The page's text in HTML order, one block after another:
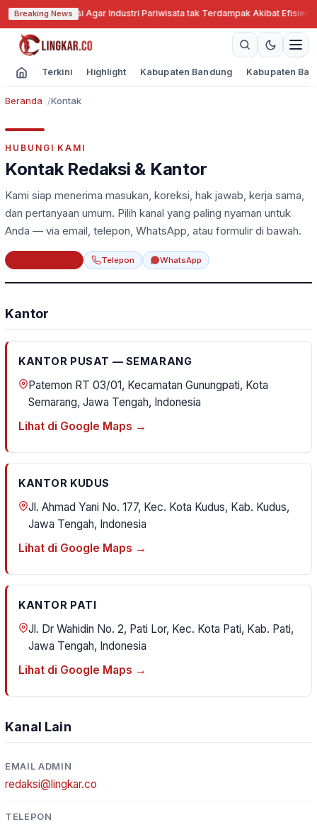
Breaking News
Jabar Cari Solusi Agar Industri Pariwisata tak Terdampak Akibat Efisiensi
Terkini Highlight Kabupaten Bandung Kabupaten
Beranda Kontak
HUBUNGI KAMI
Kontak Redaksi & Kantor
Kami siap menerima masukan, koreksi, hak jawab, kerja sama,
dan pertanyaan umum. Pilih kanal yang paling nyaman untuk
Anda — via email, telepon, WhatsApp, atau formulir di bawah.
Telepon WhatsApp
Kantor
KANTOR PUSAT — SEMARANG
Patemon RT 03/01, Kecamatan Gunungpati, Kota
Semarang, Jawa Tengah, Indonesia
Lihat di Google Maps →
KANTOR KUDUS
Jl. Ahmad Yani No. 177, Kec. Kota Kudus, Kab. Kudus,
Jawa Tengah, Indonesia
Lihat di Google Maps →
KANTOR PATI
Jl. Dr Wahidin No. 2, Pati Lor, Kec. Kota Pati, Kab. Pati,
Jawa Tengah, Indonesia
Lihat di Google Maps →
Kanal Lain
EMAIL ADMIN
redaksi@lingkar.co
TELEPON